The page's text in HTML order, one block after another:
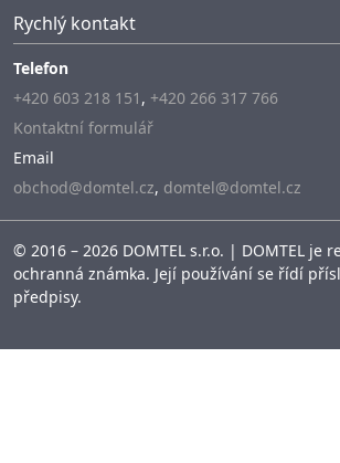
Rychlý kontakt
Telefon
+420 603 218 151 , +420 266 317 766
Kontaktní formulář
Email
obchod@domtel.cz, domtel@domtel.cz
© 2016 – 2026 DOMTEL s.r.o. | DOMTEL je
ochranná známka. Její používání se řídí
předpisy.